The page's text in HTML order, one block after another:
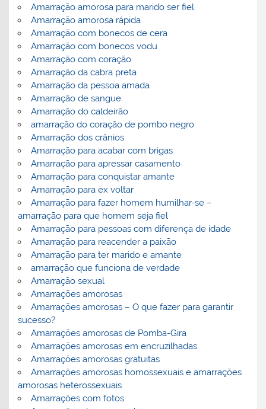
Amarração amorosa para marido ser fiel
Amarração amorosa rápida
Amarração com bonecos de cera
Amarração com bonecos vodu
Amarração com coração
Amarração da cabra preta
Amarração da pessoa amada
Amarração de sangue
Amarração do caldeirão
amarração do coração de pombo negro
Amarração dos crânios
Amarração para acabar com brigas
Amarração para apressar casamento
Amarração para conquistar amante
Amarração para ex voltar
Amarração para fazer homem humilhar-se –
amarração para que homem seja fiel
Amarração para pessoas com diferença de idade
Amarração para reacender a paixão
Amarração para ter marido e amante
amarração que funciona de verdade
Amarração sexual
Amarrações amorosas
Amarrações amorosas – O que fazer para garantir
sucesso?
Amarrações amorosas de Pomba-Gira
Amarrações amorosas em encruzilhadas
Amarrações amorosas gratuitas
Amarrações amorosas homossexuais e amarrações
amorosas heterossexuais
Amarrações com fotos